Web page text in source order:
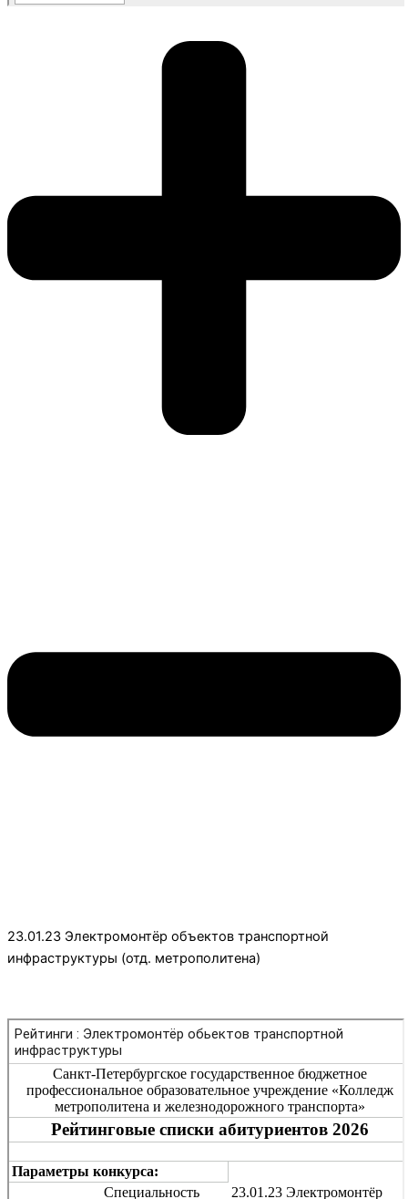
23.01.23 Электромонтёр объектов транспортной
инфраструктуры (отд. метрополитена)